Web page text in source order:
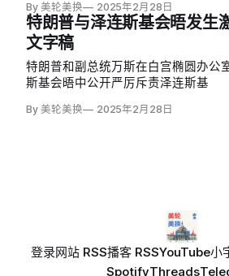
史上罕见的公开冲突不仅导致原定活
美国对乌援助政策的重大转变，同时
反应。
By 美轮美换 2025年2月28日
特朗普与泽连斯基会晤发生
文字稿
特朗普和副总统万斯在白宫椭圆办公
斯基会晤中公开严厉斥责泽连斯基
By 美轮美换 2025年2月28日
登录网站 RSS播客 RSSYouTube小
SpotifyThreads